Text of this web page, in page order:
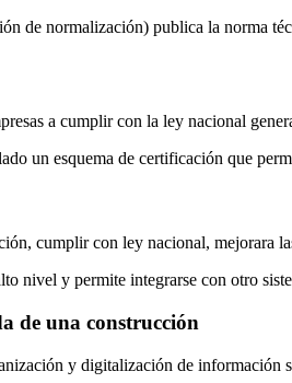
de normalización) publica la norma
a cumplir con la ley nacional
un esquema de certificación que
cumplir con ley nacional, mejorara
nivel y permite integrarse con otro
de una construcción
y digitalización de